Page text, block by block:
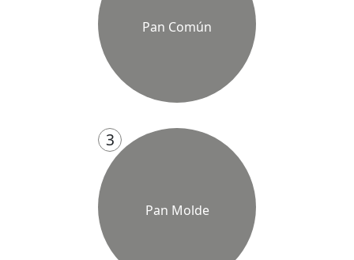
Pan Común
3
Pan Molde